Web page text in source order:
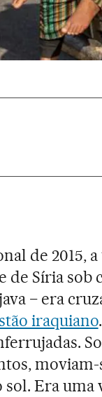
de 2015,
Síria sob
− era
iraquiano
Era uma